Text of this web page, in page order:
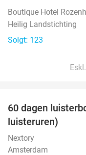
Boutique Hotel
Heilig Landstichting
Solgt: 123
60 dagen
luisteruren)
Nextory
Amsterdam